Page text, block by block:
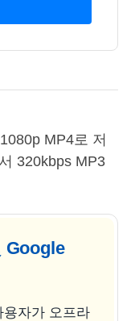
MP4로 저
320kbps MP3
Google
용자가 오프라